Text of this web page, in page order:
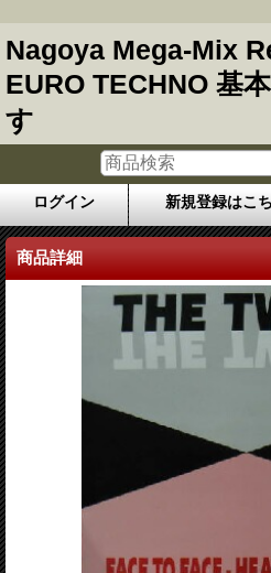
Nagoya Mega-Mix
EURO TECHNO 基
す
ログイン 新規登録はこ
商品詳細